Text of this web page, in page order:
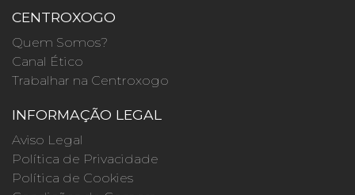
CENTROXOGO
Quem Somos?
Canal Ético
Trabalhar na Centroxogo
INFORMAÇÃO LEGAL
Aviso Legal
Política de Privacidade
Política de Cookies